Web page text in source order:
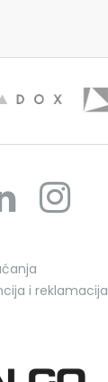
i reklamacija